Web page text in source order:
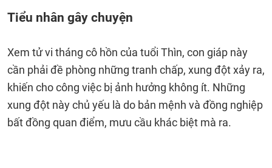
Tiểu nhân gây chuyện
Xem tử vi tháng cô hồn của tuổi Thìn, con giáp này
cần phải đề phòng những tranh chấp, xung đột xảy ra,
khiến cho công việc bị ảnh hưởng không ít. Những
xung đột này chủ yếu là do bản mệnh và đồng nghiệp
bất đồng quan điểm, mưu cầu khác biệt mà ra.